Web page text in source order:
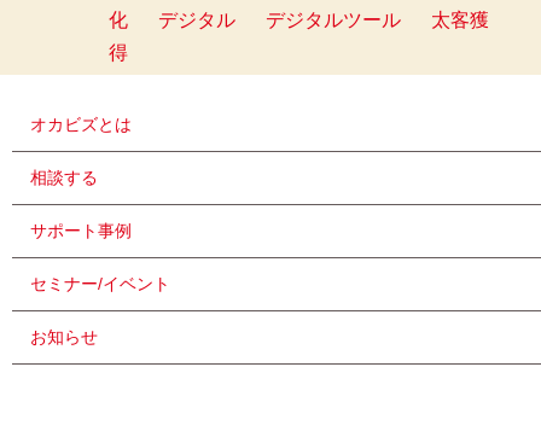
化
デジタル デジタルツール
太客獲
得
オカビズとは
相談する
サポート事例
セミナー/イベント
お知らせ